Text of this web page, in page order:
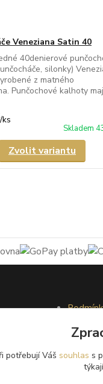
Veneziana Satin 40
40denierové
silonky)
z matného
Punčochové kalhoty
/ks
Skladem
Zvolit variantu
potřebují Váš souhlas s